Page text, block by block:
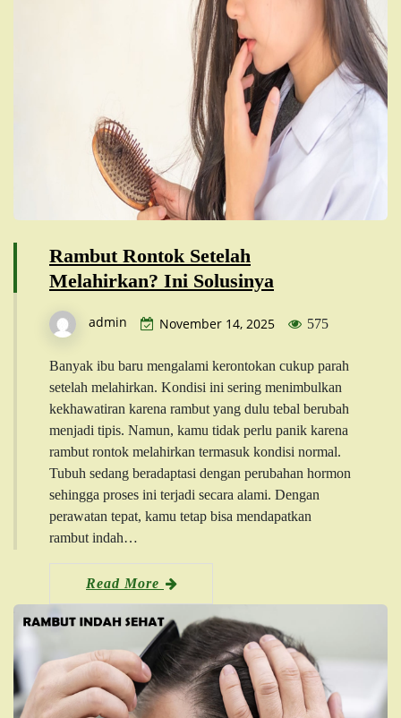
Rambut Rontok Setelah
Melahirkan? Ini Solusinya
admin November 14, 2025 575
Banyak ibu baru mengalami kerontokan cukup parah
setelah melahirkan. Kondisi ini sering menimbulkan
kekhawatiran karena rambut yang dulu tebal berubah
menjadi tipis. Namun, kamu tidak perlu panik karena
rambut rontok melahirkan termasuk kondisi normal.
Tubuh sedang beradaptasi dengan perubahan hormon
sehingga proses ini terjadi secara alami. Dengan
perawatan tepat, kamu tetap bisa mendapatkan
rambut indah…
Read More